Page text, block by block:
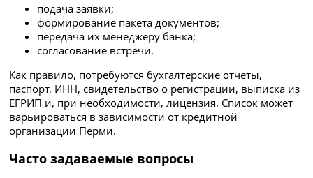
подача заявки;
формирование пакета документов;
передача их менеджеру банка;
согласование встречи.
Как правило, потребуются бухгалтерские отчеты,
паспорт, ИНН, свидетельство о регистрации, выписка из
ЕГРИП и, при необходимости, лицензия. Список может
варьироваться в зависимости от кредитной
организации Перми.
Часто задаваемые вопросы